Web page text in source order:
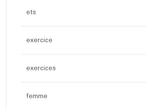
ets
exercice
exercices
femme